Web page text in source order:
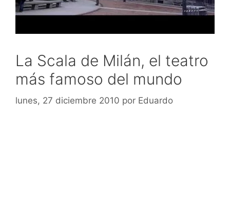
La Scala de Milán, el teatro
más famoso del mundo
lunes, 27 diciembre 2010 por Eduardo